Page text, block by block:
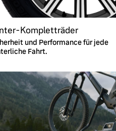
Kompletträder
und Performance für jede
Fahrt.